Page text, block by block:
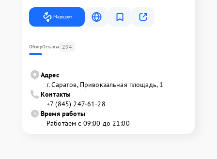
Маршрут
ОбзорОтзывы 294
Адрес
г. Саратов, Привокзальная площадь, 1
Контакты
+7 (845) 247-61-28
Время работы
Работаем с 09:00 до 21:00